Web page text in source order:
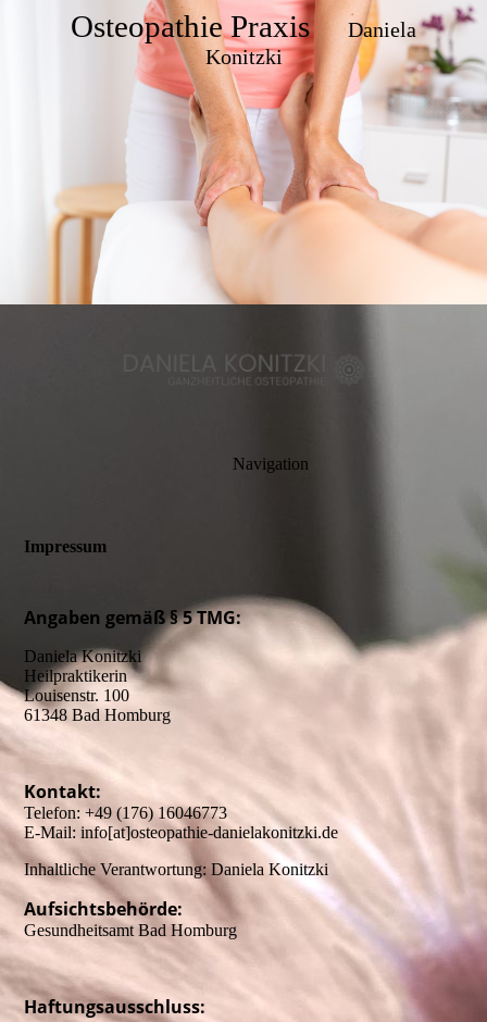
Osteopathie PraxisDaniela
Konitzki
Navigation
Impressum
Angaben gemäß § 5 TMG:
Daniela Konitzki
Heilpraktikerin
Louisenstr. 100
61348 Bad Homburg
Kontakt:
Telefon: +49 (176) 16046773
E-Mail: info[at]osteopathie-danielakonitzki.de
Inhaltliche Verantwortung: Daniela Konitzki
Aufsichtsbehörde:
Gesundheitsamt Bad Homburg
Haftungsausschluss: